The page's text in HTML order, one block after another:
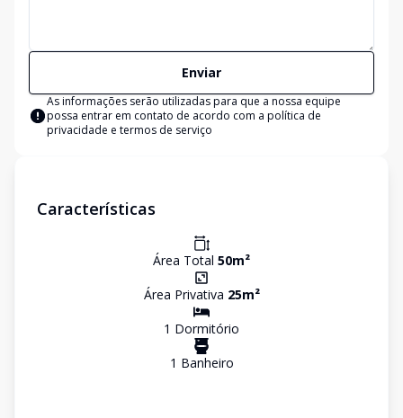
Enviar
As informações serão utilizadas para que a nossa equipe
possa entrar em contato de acordo com a política de
privacidade e termos de serviço
Características
Área Total 50m²
Área Privativa 25m²
1 Dormitório
1 Banheiro